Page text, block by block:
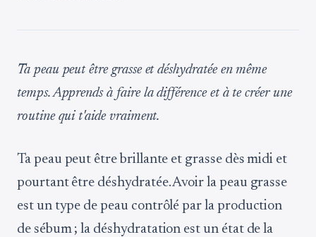
Ta peau peut être grasse et déshydratée en même
temps. Apprends à faire la différence et à te créer une
routine qui t'aide vraiment.
Ta peau peut être brillante et grasse dès midi et
pourtant être déshydratée. Avoir la peau grasse
est un type de peau contrôlé par la production
de sébum ; la déshydratation est un état de la